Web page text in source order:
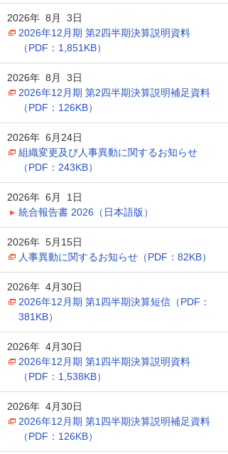
2026年 8月 3日
2026年12月期 第2四半期決算説明資料
（PDF：1,851KB）
2026年 8月 3日
2026年12月期 第2四半期決算説明補足資料
（PDF：126KB）
2026年 6月24日
組織変更及び人事異動に関するお知らせ
（PDF：243KB）
2026年 6月 1日
統合報告書 2026（日本語版）
2026年 5月15日
人事異動に関するお知らせ（PDF：82KB）
2026年 4月30日
2026年12月期 第1四半期決算短信（PDF：
381KB）
2026年 4月30日
2026年12月期 第1四半期決算説明資料
（PDF：1,538KB）
2026年 4月30日
2026年12月期 第1四半期決算説明補足資料
（PDF：126KB）